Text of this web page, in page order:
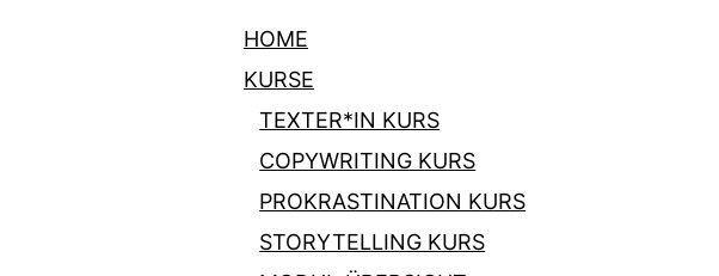
HOME
KURSE
TEXTER*IN KURS
COPYWRITING KURS
PROKRASTINATION KURS
STORYTELLING KURS